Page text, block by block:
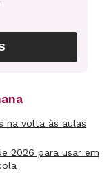
os
jovens
do mesmo
meio de
de uma
confortável
na volta às aulas
2026 para usar em